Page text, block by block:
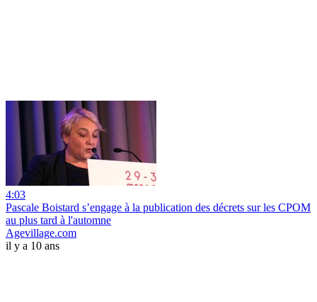
4:03
Pascale Boistard s’engage à la publication des décrets sur les CPOM
au plus tard à l'automne
Agevillage.com
il y a 10 ans